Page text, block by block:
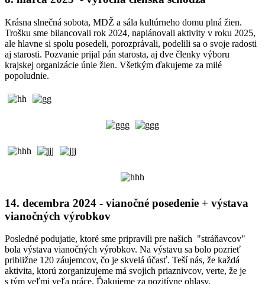
Krásna slnečná sobota, MDŽ a sála kultúrneho domu plná žien.
Trošku sme bilancovali rok 2024, naplánovali aktivity v roku 2025,
ale hlavne si spolu posedeli, porozprávali, podelili sa o svoje radosti
aj starosti. Pozvanie prijal pán starosta, aj dve členky výboru
krajskej organizácie únie žien. Všetkým ďakujeme za milé
popoludnie.
14. decembra 2024 - vianočné posedenie + výstava
vianočných výrobkov
Posledné podujatie, ktoré sme pripravili pre našich "stráňavcov"
bola výstava vianočných výrobkov. Na výstavu sa bolo pozrieť
približne 120 záujemcov, čo je skvelá účasť. Teší nás, že každá
aktivita, ktorú zorganizujeme má svojich priaznivcov, verte, že je
s tým veľmi veľa práce. Ďakujeme za pozitívne ohlasy.